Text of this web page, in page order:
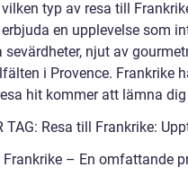
typ av resa till
en upplevelse som
sevärdheter, njut av
i Provence. Frankrike
hit kommer att lämna
TAG: Resa till Frankrike:
Frankrike – En omfattande